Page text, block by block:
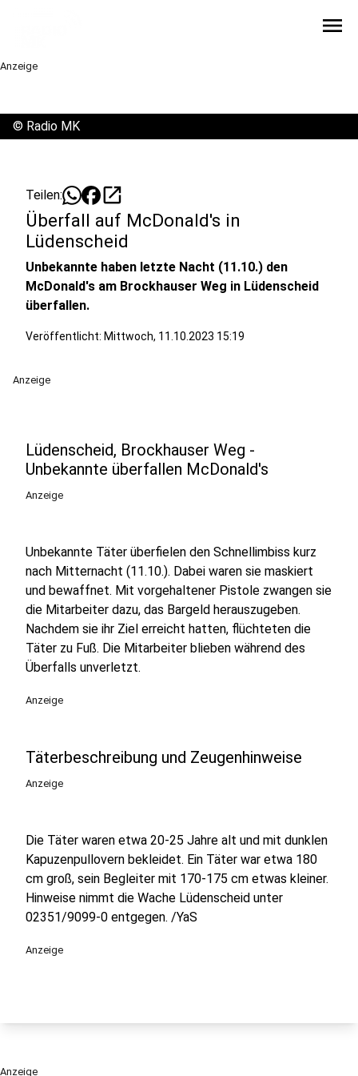
menu
Anzeige
© Radio MK
Teilen: open_in_new
Überfall auf McDonald's in
Lüdenscheid
Unbekannte haben letzte Nacht (11.10.) den
McDonald's am Brockhauser Weg in Lüdenscheid
überfallen.
Veröffentlicht: Mittwoch, 11.10.2023 15:19
Anzeige
Lüdenscheid, Brockhauser Weg -
Unbekannte überfallen McDonald's
Anzeige
Unbekannte Täter überfielen den Schnellimbiss kurz
nach Mitternacht (11.10.). Dabei waren sie maskiert
und bewaffnet. Mit vorgehaltener Pistole zwangen sie
die Mitarbeiter dazu, das Bargeld herauszugeben.
Nachdem sie ihr Ziel erreicht hatten, flüchteten die
Täter zu Fuß. Die Mitarbeiter blieben während des
Überfalls unverletzt.
Anzeige
Täterbeschreibung und Zeugenhinweise
Anzeige
Die Täter waren etwa 20-25 Jahre alt und mit dunklen
Kapuzenpullovern bekleidet. Ein Täter war etwa 180
cm groß, sein Begleiter mit 170-175 cm etwas kleiner.
Hinweise nimmt die Wache Lüdenscheid unter
02351/9099-0 entgegen. /YaS
Anzeige
Anzeige